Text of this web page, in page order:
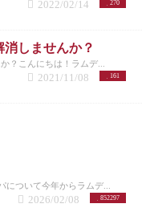
270
2022/02/14
しませんか？
？こんにちは！ラムデ...
161
2021/11/08
ついて今年からラムデ...
852297
2026/02/08